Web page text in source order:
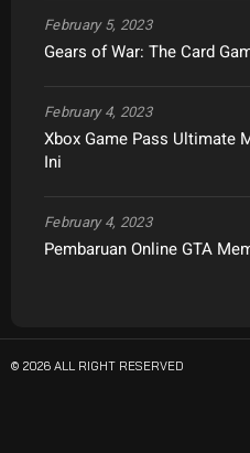
Gears of War: The Card
February 5, 2023
Xbox Game Pass Ultimate
Ini
February 4, 2023
Pembaruan Online GTA
February 4, 2023
© 2026 ALL RIGHT RESERVED